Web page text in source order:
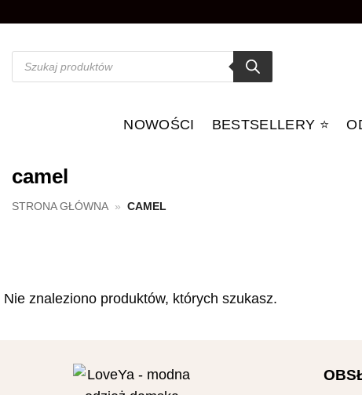
zawartości
Wyszukiwarka
produktów
NOWOŚCI BESTSELLERY ⭐️
camel
STRONA GŁÓWNA » CAMEL
Nie znaleziono produktów, których szukasz.